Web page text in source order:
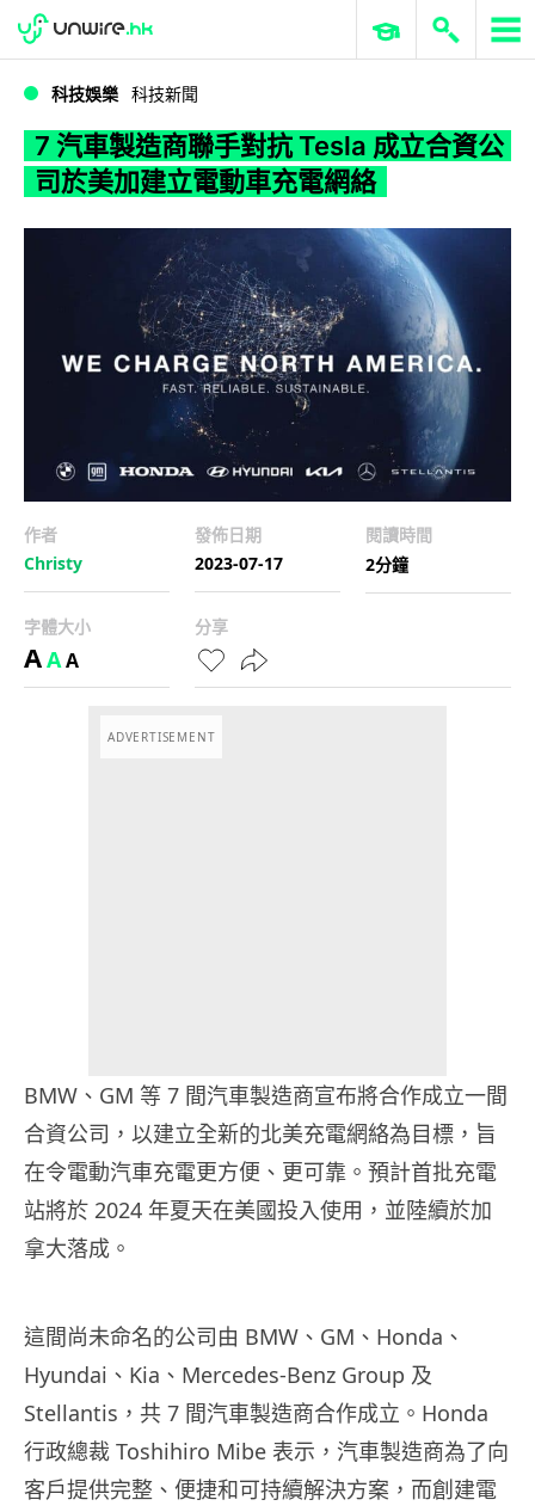
WWDC 2026 ERP 與商業 AI
科技娛樂 科技新聞
7 汽車製造商聯手對抗 Tesla 成立合資公
司於美加建立電動車充電網絡
作者
Christy
發佈日期
2023-07-17
閱讀時間
2分鐘
字體大小
AAA
分享
ADVERTISEMENT
BMW、GM 等 7 間汽車製造商宣布將合作成立一間
合資公司，以建立全新的北美充電網絡為目標，旨
在令電動汽車充電更方便、更可靠。預計首批充電
站將於 2024 年夏天在美國投入使用，並陸續於加
拿大落成。
這間尚未命名的公司由 BMW、GM、Honda、
Hyundai、Kia、Mercedes-Benz Group 及
Stellantis，共 7 間汽車製造商合作成立。Honda
行政總裁 Toshihiro Mibe 表示，汽車製造商為了向
客戶提供完整、便捷和可持續解決方案，而創建電